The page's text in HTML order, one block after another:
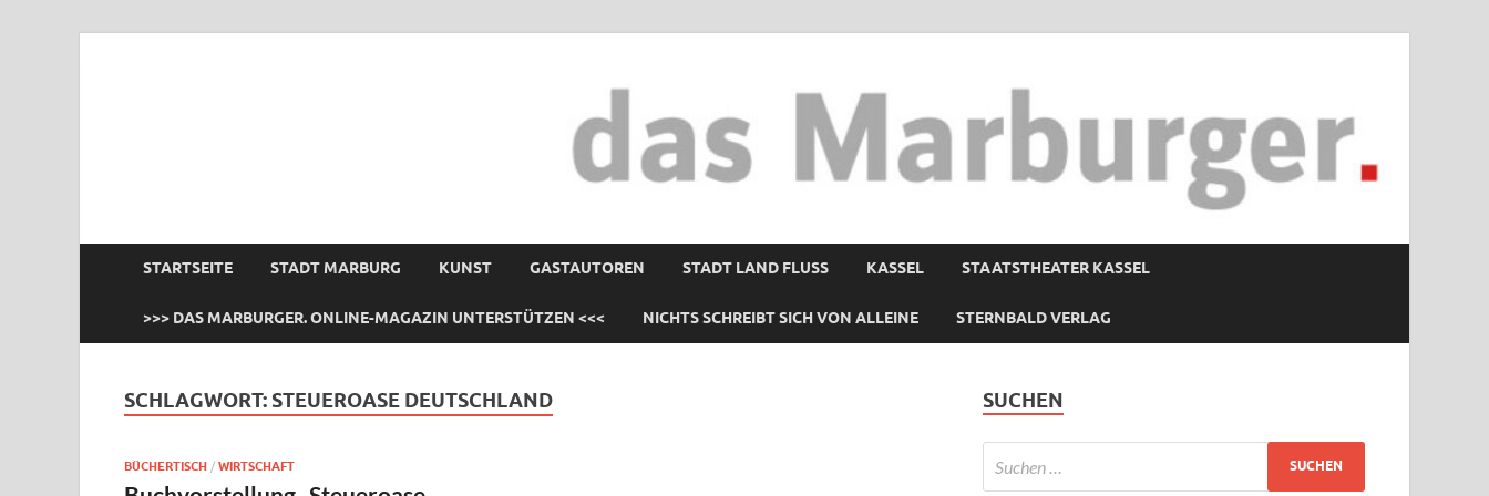
STARTSEITE STADT MARBURG KUNST GASTAUTOREN STADT LAND FLUSS KASSEL STAATSTHEATER KASSEL
>>> DAS MARBURGER. ONLINE-MAGAZIN UNTERSTÜTZEN <<< NICHTS SCHREIBT SICH VON ALLEINE STERNBALD VERLAG
SCHLAGWORT: STEUEROASE DEUTSCHLAND
BÜCHERTISCH / WIRTSCHAFT
SUCHEN